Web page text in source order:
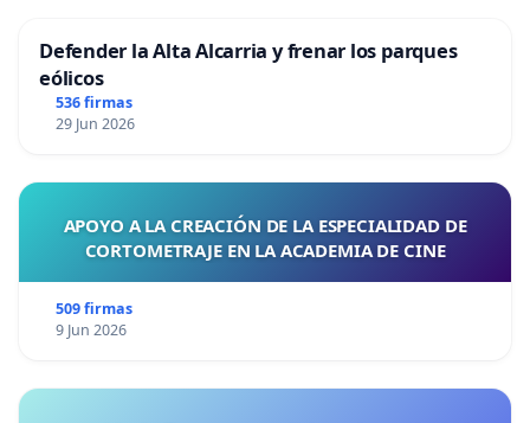
Defender la Alta Alcarria y frenar los parques
eólicos
536 firmas
29 Jun 2026
APOYO A LA CREACIÓN DE LA ESPECIALIDAD DE
CORTOMETRAJE EN LA ACADEMIA DE CINE
509 firmas
9 Jun 2026